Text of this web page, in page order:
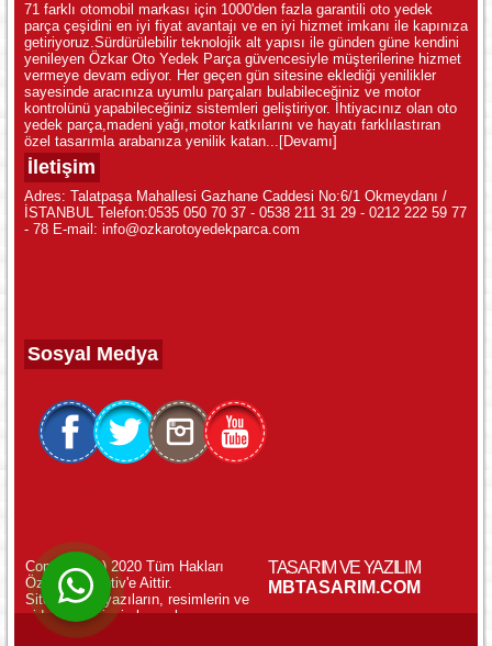
WhatsApp ile Online Destek!
71 farklı otomobil markası için 1000'den fazla garantili oto yedek
parça çeşidini en iyi fiyat avantajı ve en iyi hizmet imkanı ile kapınıza
getiriyoruz.Sürdürülebilir teknolojik alt yapısı ile günden güne kendini
yenileyen Özkar Oto Yedek Parça güvencesiyle müşterilerine hizmet
vermeye devam ediyor. Her geçen gün sitesine eklediği yenilikler
sayesinde aracınıza uyumlu parçaları bulabileceğiniz ve motor
kontrolünü yapabileceğiniz sistemleri geliştiriyor. İhtiyacınız olan oto
yedek parça,madeni yağı,motor katkılarını ve hayatı farklılastıran
özel tasarımla arabanıza yenilik katan... [Devamı]
İletişim
Adres: Talatpaşa Mahallesi Gazhane Caddesi No:6/1 Okmeydanı /
İSTANBUL Telefon:0535 050 70 37 - 0538 211 31 29 - 0212 222 59 77
- 78 E-mail: info@ozkarotoyedekparca.com
Sosyal Medya
Copyright (c) 2020 Tüm Hakları
Özkar Otomotiv'e Aittir.
Sitemizdeki yazıların, resimlerin ve
videoların izinsiz kopyalanması
yasaktır.
TASARIM VE YAZILIM
MBTASARIM.COM